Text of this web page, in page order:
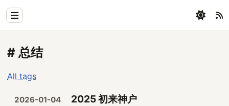
# 总结
All tags
2026-01-04 2025 初来神户